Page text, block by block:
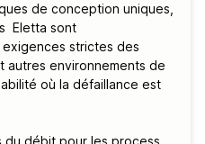
de conception uniques,
Eletta sont
strictes des
autres environnements de
où la défaillance est
du débit pour les process